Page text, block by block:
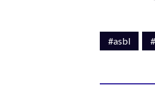
#asbl